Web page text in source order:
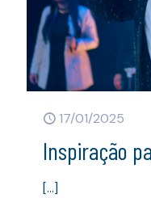
17/01/2025
Inspiração
[…]